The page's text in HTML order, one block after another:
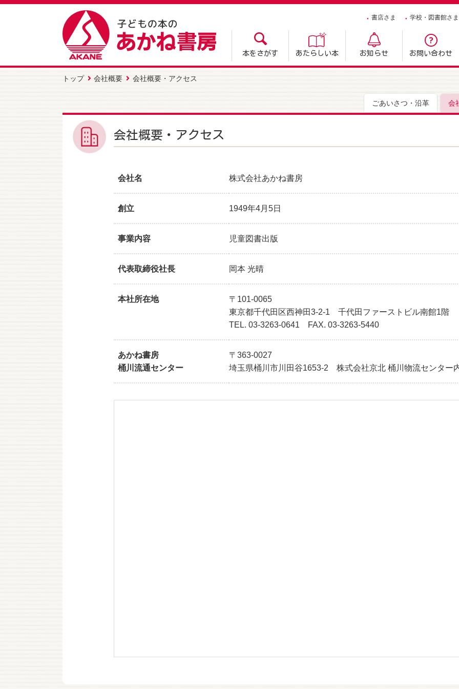
書店さま 学校・図書館さま
本をさがす あたらしい本 お知らせ お問い合わせ
トップ 会社概要 会社概要・アクセス
ごあいさつ・沿革 会
会社概要・アクセス
会社名 株式会社あかね書房
創立 1949年4月5日
事業内容 児童図書出版
代表取締役社長 岡本 光晴
本社所在地
〒101-0065
東京都千代田区西神田3-2-1 千代田ファーストビル南館1階
TEL. 03-3263-0641 FAX. 03-3263-5440
あかね書房
桶川流通センター
〒363-0027
埼玉県桶川市川田谷1653-2 株式会社京北 桶川物流センター